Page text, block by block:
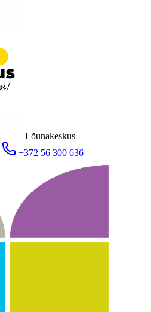
Lõunakeskus
+372 56 300 636